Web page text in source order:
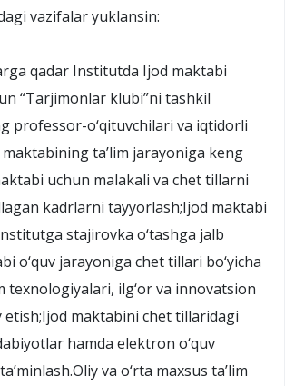
vazifalar yuklansin:
qadar Institutda Ijod maktabi
“Tarjimonlar klubi”ni tashkil
professor-o‘qituvchilari va iqtidorli
ta’lim jarayoniga keng
uchun malakali va chet tillarni
kadrlarni tayyorlash;Ijod maktabi
stajirovka o‘tashga jalb
o‘quv jarayoniga chet tillari bo‘yicha
texnologiyalari, ilg‘or va innovatsion
maktabini chet tillaridagi
hamda elektron o‘quv
va o‘rta maxsus ta’lim